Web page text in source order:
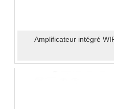
Amplificateur intégré